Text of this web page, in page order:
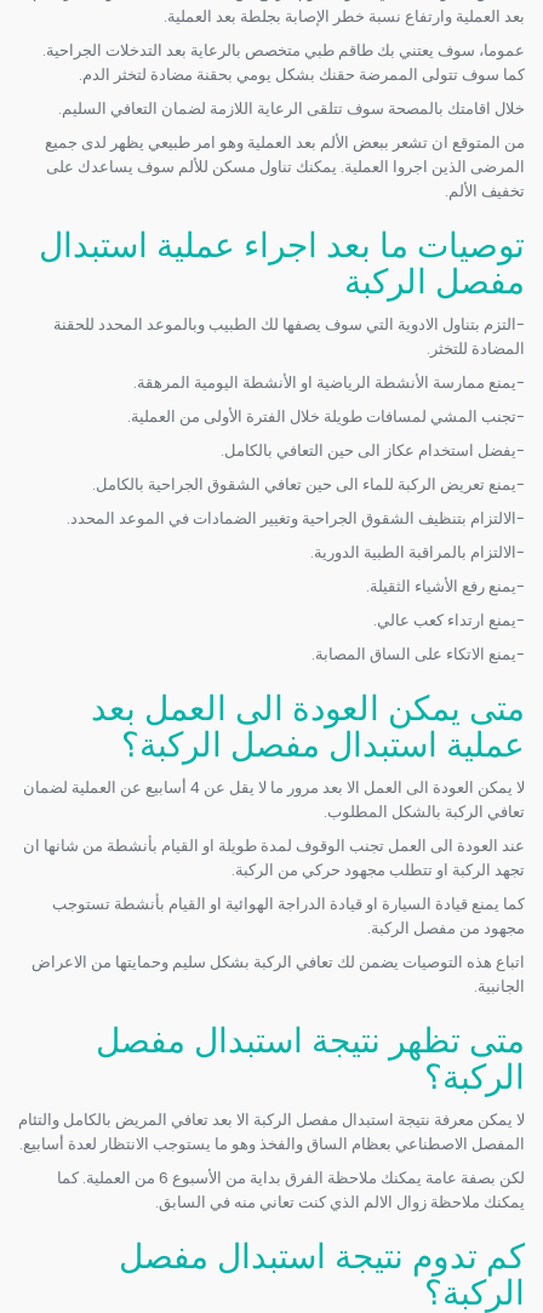
بعد العملية وارتفاع نسبة خطر الإصابة بجلطة بعد العملية.
عموما، سوف يعتني بك طاقم طبي متخصص بالرعاية بعد التدخلات الجراحية.
كما سوف تتولى الممرضة حقنك بشكل يومي بحقنة مضادة لتخثر الدم.
خلال اقامتك بالمصحة سوف تتلقى الرعاية اللازمة لضمان التعافي السليم.
من المتوقع ان تشعر ببعض الألم بعد العملية وهو امر طبيعي يظهر لدى جميع
المرضى الذين اجروا العملية. يمكنك تناول مسكن للألم سوف يساعدك على
تخفيف الألم.
توصيات ما بعد اجراء عملية استبدال
مفصل الركبة
-التزم بتناول الادوية التي سوف يصفها لك الطبيب وبالموعد المحدد للحقنة
المضادة للتخثر.
-يمنع ممارسة الأنشطة الرياضية او الأنشطة اليومية المرهقة.
-تجنب المشي لمسافات طويلة خلال الفترة الأولى من العملية.
-يفضل استخدام عكاز الى حين التعافي بالكامل.
-يمنع تعريض الركبة للماء الى حين تعافي الشقوق الجراحية بالكامل.
-الالتزام بتنظيف الشقوق الجراحية وتغيير الضمادات في الموعد المحدد.
-الالتزام بالمراقبة الطبية الدورية.
-يمنع رفع الأشياء الثقيلة.
-يمنع ارتداء كعب عالي.
-يمنع الاتكاء على الساق المصابة.
متى يمكن العودة الى العمل بعد
عملية استبدال مفصل الركبة؟
لا يمكن العودة الى العمل الا بعد مرور ما لا يقل عن 4 أسابيع عن العملية لضمان
تعافي الركبة بالشكل المطلوب.
عند العودة الى العمل تجنب الوقوف لمدة طويلة او القيام بأنشطة من شانها ان
تجهد الركبة او تتطلب مجهود حركي من الركبة.
كما يمنع قيادة السيارة او قيادة الدراجة الهوائية او القيام بأنشطة تستوجب
مجهود من مفصل الركبة.
اتباع هذه التوصيات يضمن لك تعافي الركبة بشكل سليم وحمايتها من الاعراض
الجانبية.
متى تظهر نتيجة استبدال مفصل
الركبة؟
لا يمكن معرفة نتيجة استبدال مفصل الركبة الا بعد تعافي المريض بالكامل والتئام
المفصل الاصطناعي بعظام الساق والفخذ وهو ما يستوجب الانتظار لعدة أسابيع.
لكن بصفة عامة يمكنك ملاحظة الفرق بداية من الأسبوع 6 من العملية. كما
يمكنك ملاحظة زوال الالم الذي كنت تعاني منه في السابق.
كم تدوم نتيجة استبدال مفصل
الركبة؟